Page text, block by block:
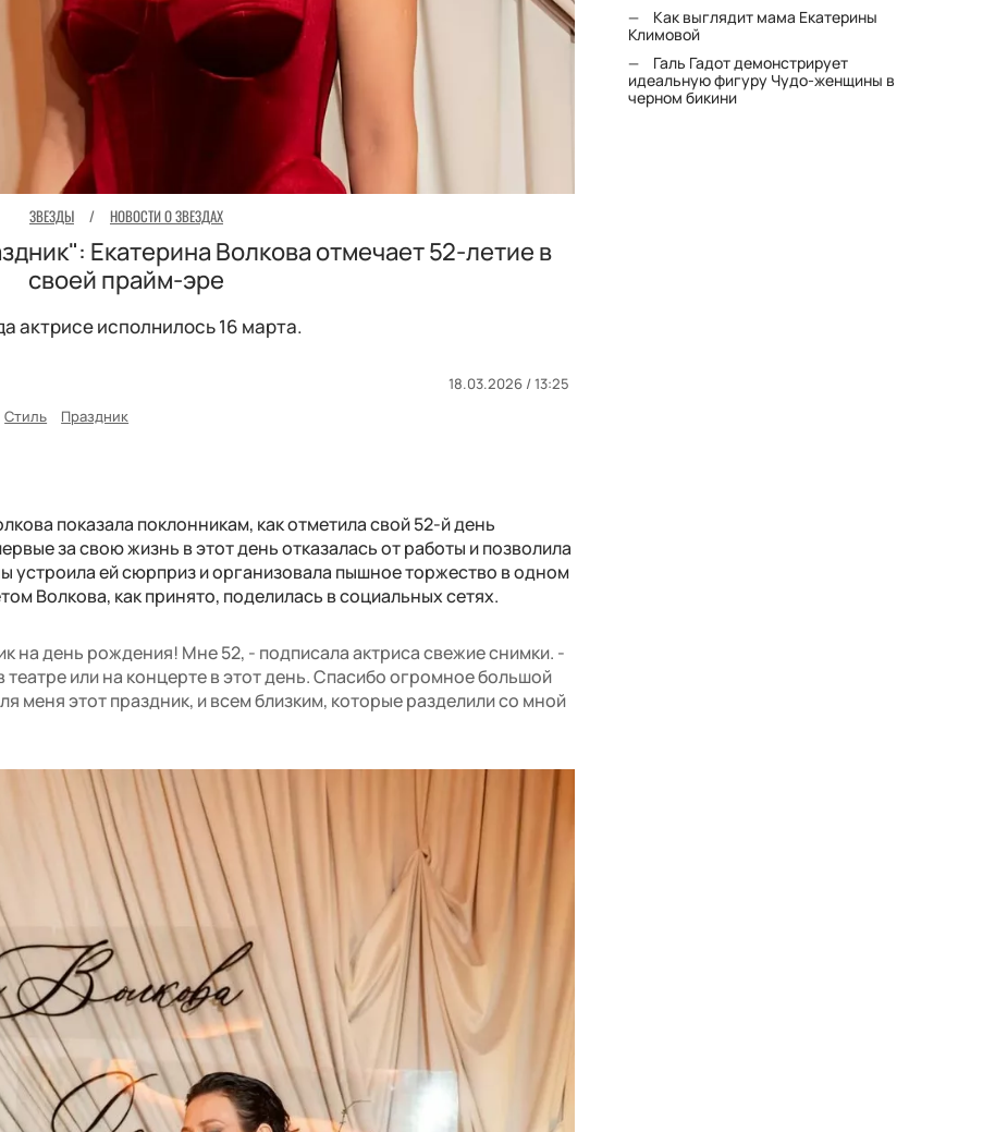
ЗВЕЗДЫ / НОВОСТИ О ЗВЕЗДАХ
Екатерина Волкова отмечает 52-летие в
своей прайм-эре
актрисе исполнилось 16 марта.
18.03.2026 / 13:25
Стиль Праздник
показала поклонникам, как отметила свой 52-й день
за свою жизнь в этот день отказалась от работы и позволила
устроила ей сюрприз и организовала пышное торжество в одном
Волкова, как принято, поделилась в социальных сетях.
на день рождения! Мне 52, - подписала актриса свежие снимки. -
театре или на концерте в этот день. Спасибо огромное большой
меня этот праздник, и всем близким, которые разделили со мной
Как выглядит мама Екатерины
Климовой
Галь Гадот демонстрирует
идеальную фигуру Чудо-женщины в
черном бикини